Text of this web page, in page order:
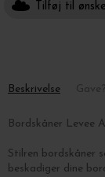
Tilføj til
Beskrivelse
Bordskåner Levee
Stilren bordskåner
beskadiger dine